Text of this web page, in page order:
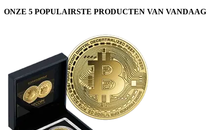
ONZE 5 POPULAIRSTE PRODUCTEN VAN VANDAAG